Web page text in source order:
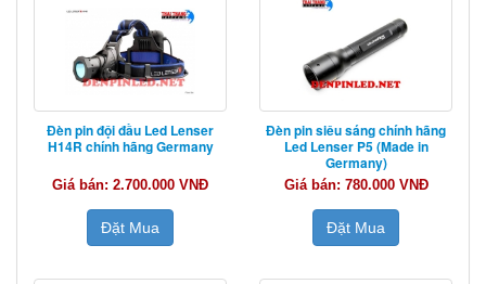
Đèn pin đội đầu Led Lenser
H14R chính hãng Germany
Giá bán: 2.700.000 VNĐ
Đặt Mua
Đèn pin siêu sáng chính hãng
Led Lenser P5 (Made in
Germany)
Giá bán: 780.000 VNĐ
Đặt Mua